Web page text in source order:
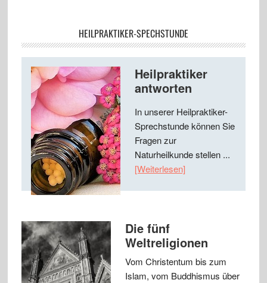
HEILPRAKTIKER-SPECHSTUNDE
Heilpraktiker
antworten
In unserer Heilpraktiker-
Sprechstunde können Sie
Fragen zur
Naturheilkunde stellen ...
[Weiterlesen]
Die fünf
Weltreligionen
Vom Christentum bis zum
Islam, vom Buddhismus über